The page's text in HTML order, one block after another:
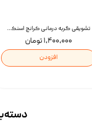
تشویقی گربه درمانی کرانچ اسنکی با طعم میکس Snacky Crunch Cat Treats وزن 60 گرم بسته 4 عددی
۱,۴۰۰,۰۰۰ تومان
افزودن